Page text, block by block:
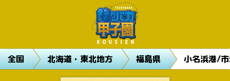
全国 北海道・東北地方 福島県 小名浜港/